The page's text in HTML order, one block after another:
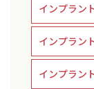
インプラン
インプラン
インプラン